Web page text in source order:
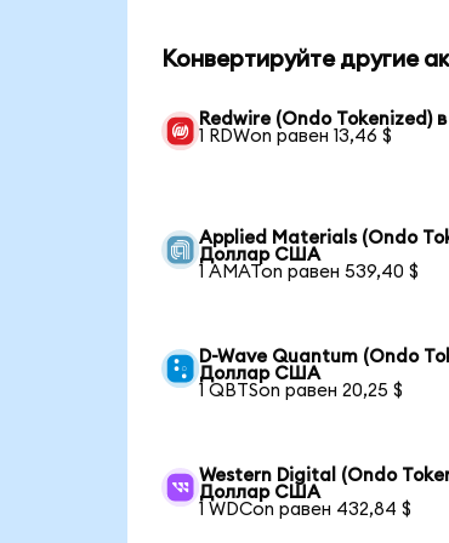
Конвертируйте другие
Redwire (Ondo
1 RDWon равен 13,46 $
Applied Materials (Ondo
Доллар США
1 AMATon равен 539,40 $
D-Wave Quantum (Ondo
Доллар США
1 QBTSon равен 20,25 $
Western Digital (Ondo
Доллар США
1 WDCon равен 432,84 $